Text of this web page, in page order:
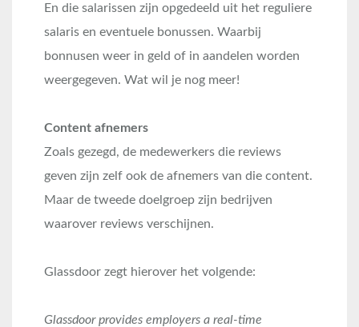
En die salarissen zijn opgedeeld uit het reguliere
salaris en eventuele bonussen. Waarbij
bonnusen weer in geld of in aandelen worden
weergegeven. Wat wil je nog meer!
Content afnemers
Zoals gezegd, de medewerkers die reviews
geven zijn zelf ook de afnemers van die content.
Maar de tweede doelgroep zijn bedrijven
waarover reviews verschijnen.
Glassdoor zegt hierover het volgende:
Glassdoor provides employers a real-time